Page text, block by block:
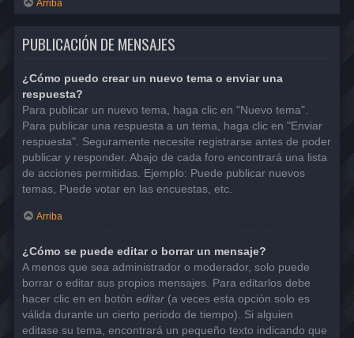
Arriba
PUBLICACIÓN DE MENSAJES
¿Cómo puedo crear un nuevo tema o enviar una
respuesta?
Para publicar un nuevo tema, haga clic en "Nuevo tema".
Para publicar una respuesta a un tema, haga clic en "Enviar
respuesta". Seguramente necesite registrarse antes de poder
publicar y responder. Abajo de cada foro encontrará una lista
de acciones permitidas. Ejemplo: Puede publicar nuevos
temas, Puede votar en las encuestas, etc.
Arriba
¿Cómo se puede editar o borrar un mensaje?
A menos que sea administrador o moderador, solo puede
borrar o editar sus propios mensajes. Para editarlos debe
hacer clic en en botón editar (a veces esta opción solo es
válida durante un cierto periodo de tiempo). Si alguien
editase su tema, encontrará un pequeño texto indicando que